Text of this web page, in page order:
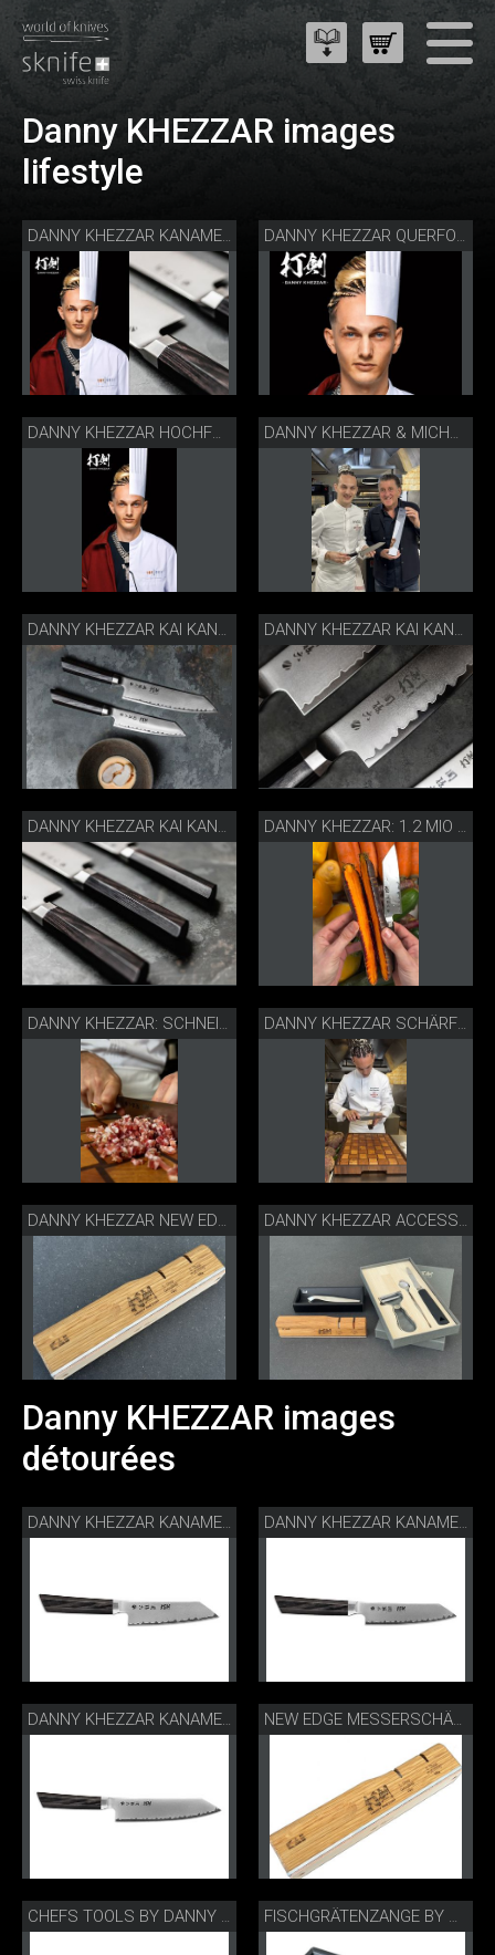
Danny KHEZZAR images
lifestyle
DANNY KHEZZAR KANAME MESSERSERIE DANNY KHEZZAR QUERFORMAT
DANNY KHEZZAR HOCHFORMAT DANNY KHEZZAR & MICHAEL BACH
Danny KHEZZAR images
détourées